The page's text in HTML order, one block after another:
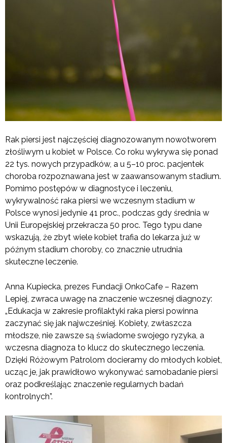
Rak piersi jest najczęściej diagnozowanym nowotworem
złośliwym u kobiet w Polsce. Co roku wykrywa się ponad
22 tys. nowych przypadków, a u 5–10 proc. pacjentek
choroba rozpoznawana jest w zaawansowanym stadium.
Pomimo postępów w diagnostyce i leczeniu,
wykrywalność raka piersi we wczesnym stadium w
Polsce wynosi jedynie 41 proc., podczas gdy średnia w
Unii Europejskiej przekracza 50 proc. Tego typu dane
wskazują, że zbyt wiele kobiet trafia do lekarza już w
późnym stadium choroby, co znacznie utrudnia
skuteczne leczenie.
Anna Kupiecka, prezes Fundacji OnkoCafe – Razem
Lepiej, zwraca uwagę na znaczenie wczesnej diagnozy:
„Edukacja w zakresie profilaktyki raka piersi powinna
zaczynać się jak najwcześniej. Kobiety, zwłaszcza
młodsze, nie zawsze są świadome swojego ryzyka, a
wczesna diagnoza to klucz do skutecznego leczenia.
Dzięki Różowym Patrolom docieramy do młodych kobiet,
ucząc je, jak prawidłowo wykonywać samobadanie piersi
oraz podkreślając znaczenie regularnych badań
kontrolnych”.